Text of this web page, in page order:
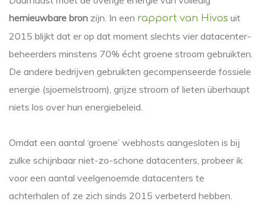
hernieuwbare bron zijn. In een rapport van Hivos uit
2015 blijkt dat er op dat moment slechts vier datacenter-
beheerders minstens 70% écht groene stroom gebruikten.
De andere bedrijven gebruikten gecompenseerde fossiele
energie (sjoemelstroom), grijze stroom of lieten überhaupt
niets los over hun energiebeleid.
Omdat een aantal ‘groene’ webhosts aangesloten is bij
zulke schijnbaar niet-zo-schone datacenters, probeer ik
voor een aantal veelgenoemde datacenters te
achterhalen of ze zich sinds 2015 verbeterd hebben.